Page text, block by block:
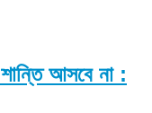
আসবে না :